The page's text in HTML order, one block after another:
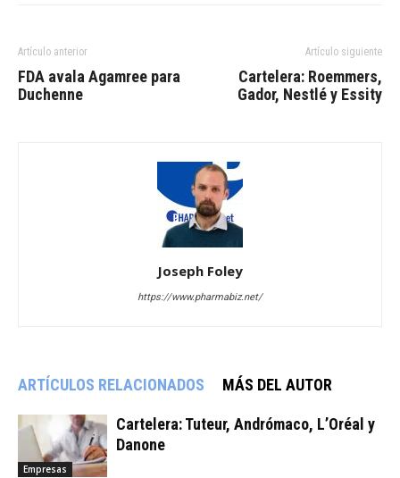
Artículo anterior
FDA avala Agamree para
Duchenne
Artículo siguiente
Cartelera: Roemmers,
Gador, Nestlé y Essity
Joseph Foley
https://www.pharmabiz.net/
ARTÍCULOS RELACIONADOS MÁS DEL AUTOR
Empresas
Cartelera: Tuteur, Andrómaco, L’Oréal y
Danone